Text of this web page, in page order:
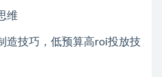
维
造技巧，低预算高roi投放技